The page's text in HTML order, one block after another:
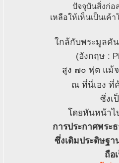
ปัจจุบันสิ่งก่อ
เหลือให้เห็นเป็นเ
ใกล้กับพระมูลคั
(อังกฤษ :
สูง ๗๐ ฟุต แม้
ณ ที่นี่เอง ที่
ซึ่งเ
โดยหันหน้าไ
การประกาศพระ
ซึ่งเดิมประดิษฐ
ถือ